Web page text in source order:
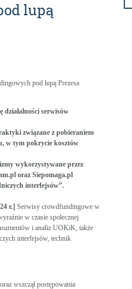
lupą
pod lupą Prezesa
działalności serwisów
związane z pobieraniem
w tym pokrycie kosztów
wykorzystywane przez
oraz Siepomaga.pl
interfejsów”.
r.] Serwisy crowdfundingowe w
w czasie społecznej
i analiz UOKiK, także
interfejsów, technik
wszczął postępowania